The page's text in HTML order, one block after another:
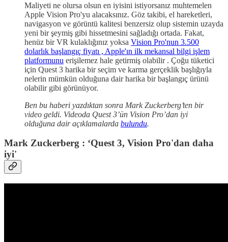
Maliyeti ne olursa olsun en iyisini istiyorsanız muhtemelen
Apple Vision Pro'yu alacaksınız. Göz takibi, el hareketleri,
navigasyon ve görüntü kalitesi benzersiz olup sistemin uzayda
yeni bir şeymiş gibi hissetmesini sağladığı ortada. Fakat,
henüz bir VR kulaklığınız yoksa Vision Pro'nun 3.500
dolarlık başlangıç ​​fiyatı , Apple'ın ilk mekansal bilgi işlem
platformunu erişilemez hale getirmiş olabilir . Çoğu tüketici
için Quest 3 harika bir seçim ve karma gerçeklik başlığıyla
nelerin mümkün olduğuna dair harika bir başlangıç ürünü
olabilir gibi görünüyor.
Ben bu haberi yazdıktan sonra Mark Zuckerberg’ten bir
video geldi. Videoda Quest 3’ün Vision Pro’dan iyi
olduğuna dair açıklamalarda bulundu.
Mark Zuckerberg : ‘Quest 3, Vision Pro'dan daha
iyi'